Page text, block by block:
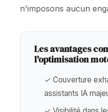
n'imposons aucun
Les avantages
l'optimisation
✓ Couverture
assistants IA